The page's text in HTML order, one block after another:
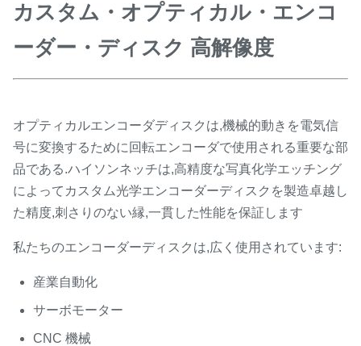
カスタム・オプティカル・エンコ
ーダー・ディスク 高解像度
オプティカルエンコーダディスクは,機械的動きを電気信
号に変換するために回転エンコーダで使用される重要な部
品である.ハイソンネッチは,高精度な写真化学エッチング
によってカスタム光学エンコーダーディスクを製造卓越し
た精度,刺さりのない縁,一貫した性能を保証します
私たちのエンコーダーディスクは,広く使用されています:
産業自動化
サーボモーター
CNC 機械